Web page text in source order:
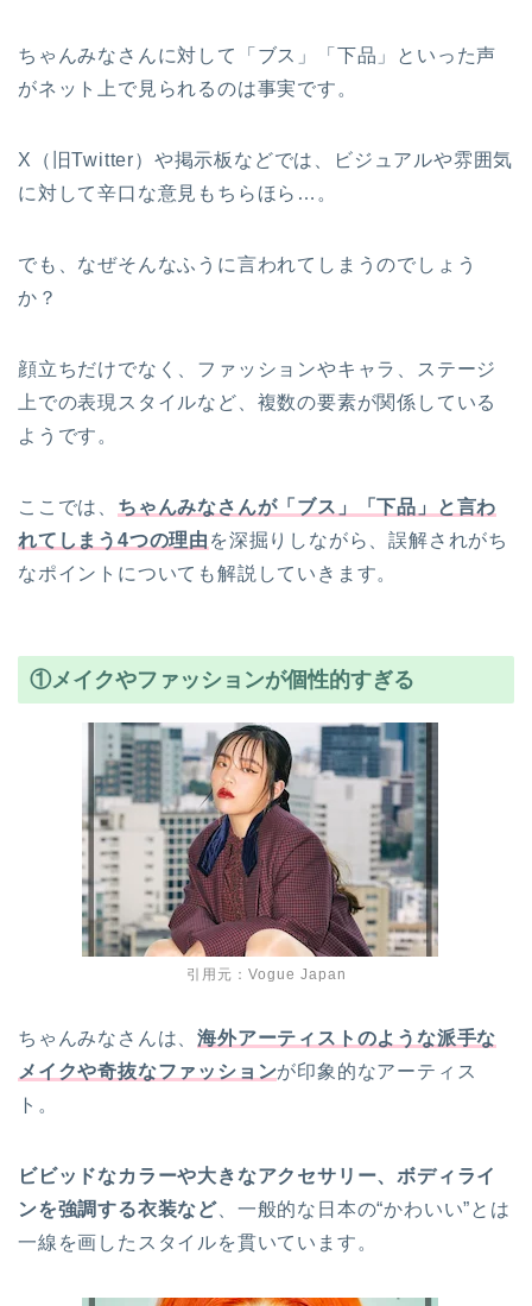
ちゃんみなさんに対して「ブス」「下品」といった声
がネット上で見られるのは事実です。
X（旧Twitter）や掲示板などでは、ビジュアルや雰囲気
に対して辛口な意見もちらほら…。
でも、なぜそんなふうに言われてしまうのでしょう
か？
顔立ちだけでなく、ファッションやキャラ、ステージ
上での表現スタイルなど、複数の要素が関係している
ようです。
ここでは、 ちゃんみなさんが「ブス」「下品」と言わ
れてしまう4つの理由 を深掘りしながら、誤解されがち
なポイントについても解説していきます。
①メイクやファッションが個性的すぎる
引用元：Vogue Japan
ちゃんみなさんは、海外アーティストのような派手な
メイクや奇抜なファッションが印象的なアーティス
ト。
ビビッドなカラーや大きなアクセサリー、ボディライ
ンを強調する衣装など 、一般的な日本の“かわいい”とは
一線を画したスタイルを貫いています。